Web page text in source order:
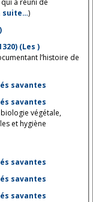
a réuni de
suite…)
(Les )
l’histoire de
savantes
savantes
végétale,
et hygiène
savantes
savantes
savantes